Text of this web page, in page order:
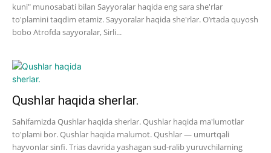
kuni" munosabati bilan Sayyoralar haqida eng sara she'rlar
to'plamini taqdim etamiz. Sayyoralar haqida she'rlar. O’rtada quyosh
bobo Atrofda sayyoralar, Sirli...
Qushlar haqida sherlar.
Sahifamizda Qushlar haqida sherlar. Qushlar haqida ma'lumotlar
to'plami bor. Qushlar haqida malumot. Qushlar — umurtqali
hayvonlar sinfi. Trias davrida yashagan sud-ralib yuruvchilarning